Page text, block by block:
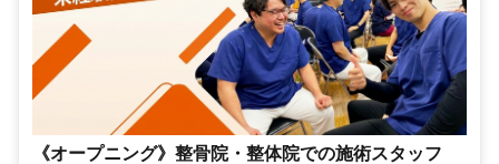
《オープニング》整骨院・整体院での施術スタッフ